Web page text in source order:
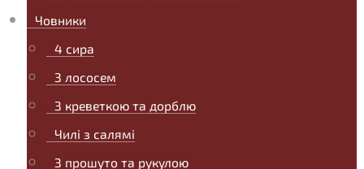
Човники
4 сира
З лососем
З креветкою та дорблю
Чилі з салямі
З прошуто та рукулою